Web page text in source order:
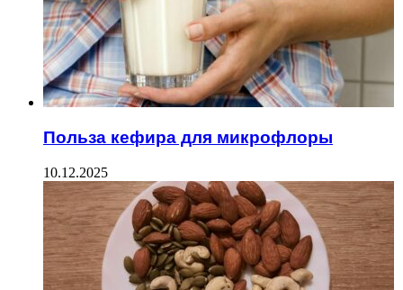
Польза кефира для микрофлоры
10.12.2025